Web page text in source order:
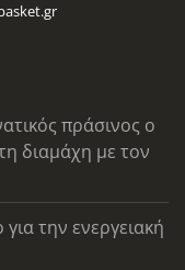
πράσινος ο
διαμάχη με τον
την ενεργειακή